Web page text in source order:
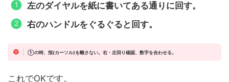
左のダイヤルを紙に書いてある通りに回す。
右のハンドルをぐるぐると回す。
①の時、指(カーソル)を離さない。右・左回り確認、数字を合わせる。
これでOKです。